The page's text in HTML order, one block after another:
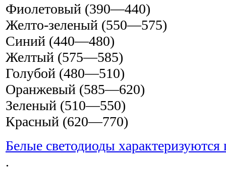
Фиолетовый (390—440)
Желто-зеленый (550—575)
Синий (440—480)
Желтый (575—585)
Голубой (480—510)
Оранжевый (585—620)
Зеленый (510—550)
Красный (620—770)
Белые светодиоды характеризуются
.